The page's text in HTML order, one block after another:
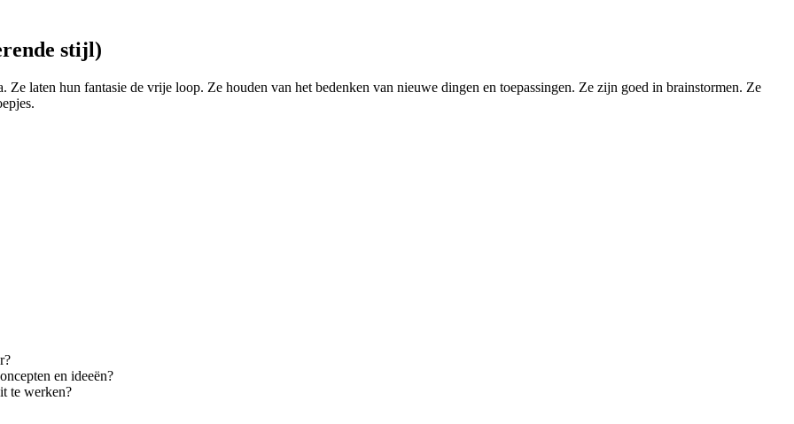
stijl)
laten hun fantasie de vrije loop. Ze houden van het bedenken van nieuwe dingen en toepassingen. Ze zijn goed in brainstormen. Ze
en ideeën?
te werken?